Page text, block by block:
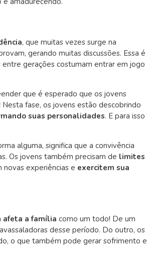
, que muitas vezes surge na
gerando muitas discussões. Essa é
gerações costumam entrar em jogo
que é esperado que os jovens
fase, os jovens estão descobrindo
suas personalidades. E para isso
alguma, significa que a convivência
Os jovens também precisam de limites
novas experiências e exercitem sua
afeta a família como um todo! De um
desse período. Do outro, os
o que também pode gerar sofrimento e